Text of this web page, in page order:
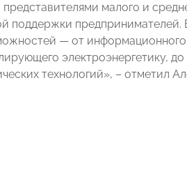
малого и
поддержки предпринимателей.
— от
электроэнергетику,
технологий», – отметил